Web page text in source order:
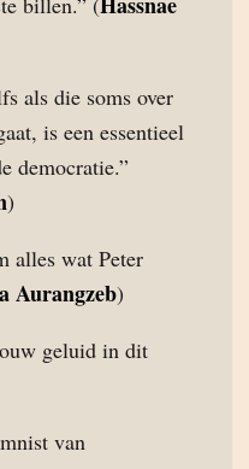
als die soms over
is een essentieel
democratie.”
)
alles wat Peter
Aurangzeb)
geluid in dit
van